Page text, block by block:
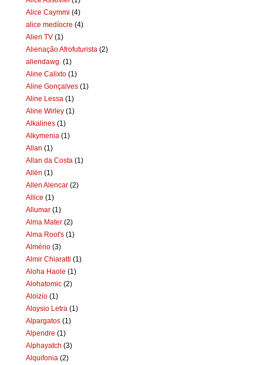
Alice Caymmi (4)
alice medíocre (4)
Alien TV (1)
Alienação Afrofuturista (2)
aliendawg. (1)
Aline Calixto (1)
Aline Gonçalves (1)
Aline Lessa (1)
Aline Wirley (1)
Alkalines (1)
Alkymenia (1)
Allan (1)
Allan da Costa (1)
Allën (1)
Allen Alencar (2)
Allice (1)
Allumar (1)
Alma Mater (2)
Alma Root's (1)
Almério (3)
Almir Chiaratti (1)
Aloha Haole (1)
Alohatomic (2)
Aloizio (1)
Aloysio Letra (1)
Alpargatos (1)
Alpendre (1)
Alphayatch (3)
Alquifonia (2)